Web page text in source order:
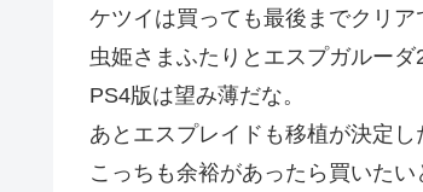
ケツイは買っても最後までクリア
虫姫さまふたりとエスプガルー
PS4版は望み薄だな。
あとエスプレイドも移植が決定し
こっちも余裕があったら買いたい